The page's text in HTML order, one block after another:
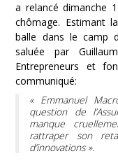
a relancé dimanche
chômage. Estimant
balle dans le camp
saluée par
Entrepreneurs et
communiqué:
« Emmanuel
question de
manque
rattraper son
d’innovations ».